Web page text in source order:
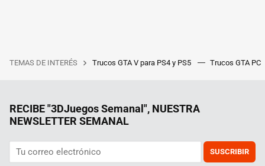
TEMAS DE INTERÉS Trucos GTA V para PS4 y PS5 Trucos GTA PC
RECIBE "3DJuegos Semanal", NUESTRA
NEWSLETTER SEMANAL
SUSCRIBIR